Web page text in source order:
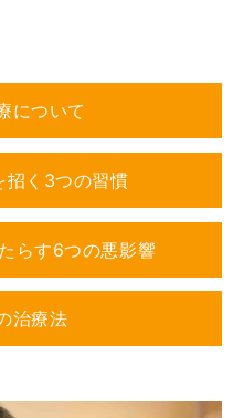
について
招く3つの習慣
らす6つの悪影響
治療法